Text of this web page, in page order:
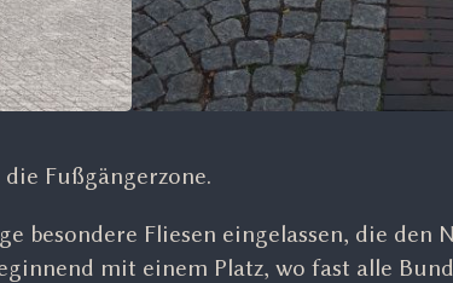
Fußgängerzone.
besondere Fliesen eingelassen, die den
mit einem Platz, wo fast alle